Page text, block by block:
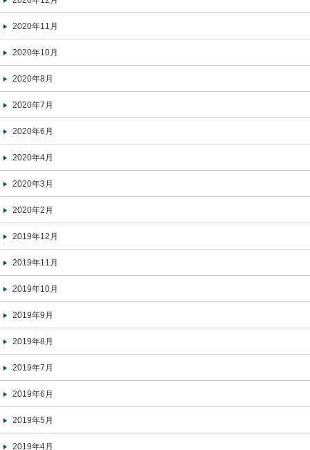
2020年11月
2020年10月
2020年8月
2020年7月
2020年6月
2020年4月
2020年3月
2020年2月
2019年12月
2019年11月
2019年10月
2019年9月
2019年8月
2019年7月
2019年6月
2019年5月
2019年4月